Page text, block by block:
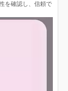
を確認し、信頼で